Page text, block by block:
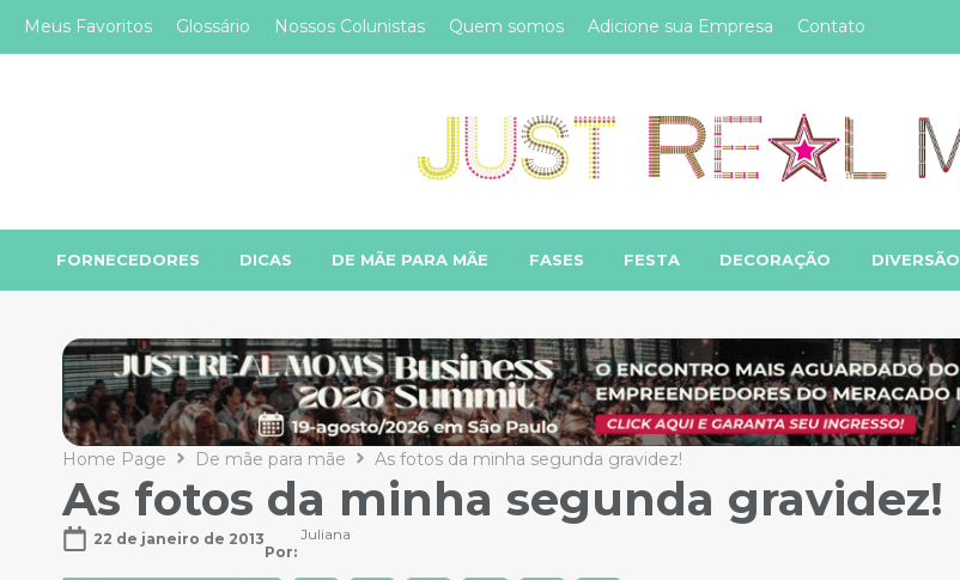
Meus Favoritos Glossário Nossos Colunistas Quem somos Adicione sua Empresa Contato
FORNECEDORES DICAS DE MÃE PARA MÃE FASES FESTA DECORAÇÃO DIVERSÃO
Home Page De mãe para mãe As fotos da minha segunda gravidez!
As fotos da minha segunda gravidez!
22 de janeiro de 2013
Por:
Juliana